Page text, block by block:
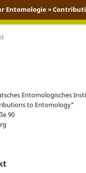
Entomologie =
Entomologisches
to Entomology"
90